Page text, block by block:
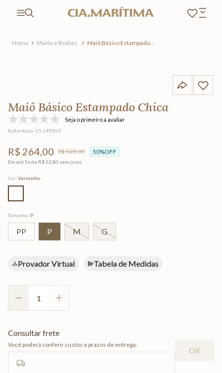
Maiôs e Bodies
Maiô Básico Estampado
Maiô Básico Estampado Chica
Seja o primeiro a avaliar
Referência: 05.14930.0
R$ 264,00 R$528,00 50%OFF
Em até 5x de R$ 52 80 sem juros
Cor: Vermelho
Tamanho: P
PP P M G
Provador Virtual Tabela de Medidas